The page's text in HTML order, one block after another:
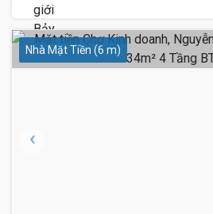
Nhà Mặt Tiền (6 m)